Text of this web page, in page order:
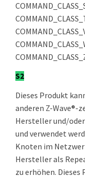
S2
Dieses Produkt
anderen Z-Wave®-
Hersteller und/
und verwendet
Knoten im
Hersteller als
zu erhöhen. Dieses